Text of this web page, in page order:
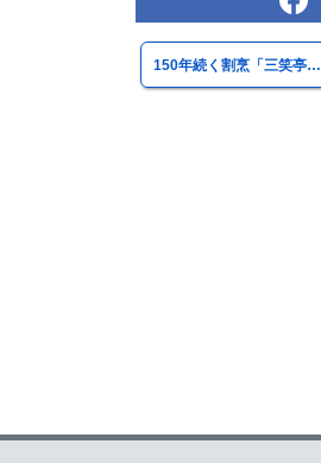
150年続く割烹「三笑亭…